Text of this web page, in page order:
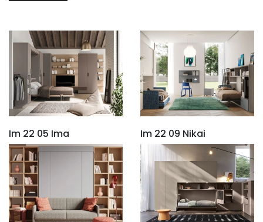
Im 22 05 Ima Im 22 09 Nikai